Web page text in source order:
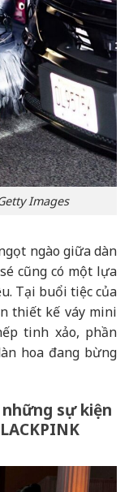
Images
ngào giữa dàn
cũng có một lựa
Tại buổi tiệc của
thiết kế váy mini
tinh xảo, phần
hoa đang bừng
sự kiện